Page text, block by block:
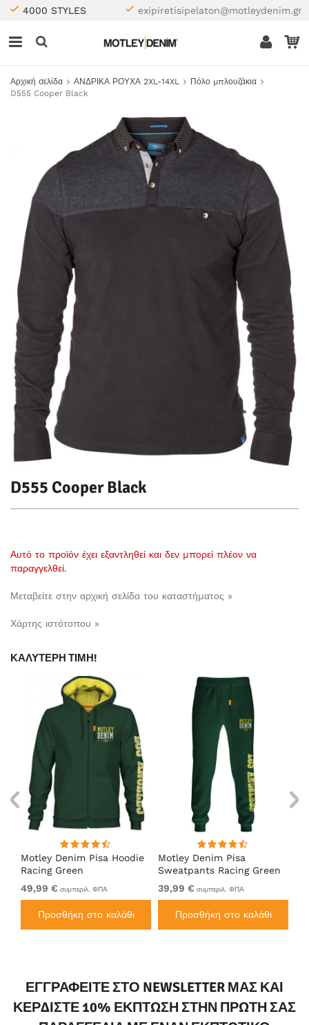
4000 STYLES exipiretisipelaton@motleydenim.gr
Αρχική σελίδα ΑΝΔΡΙΚΑ ΡΟΥΧΑ 2XL-14XL
Πόλο μπλουζάκια
D555 Cooper Black
D555 Cooper Black
Αυτό το προϊόν έχει εξαντληθεί και δεν μπορεί πλέον να
παραγγελθεί.
Μεταβείτε στην αρχική σελίδα του καταστήματος »
Χάρτης ιστότοπου »
ΚΑΛΎΤΕΡΗ ΤΙΜΉ!
Motley Denim Pisa Hoodie
Racing Green
49,99 € συμπεριλ. ΦΠΑ
Προσθήκη στο καλάθι
Motley Denim Pisa
Sweatpants Racing Green
39,99 € συμπεριλ. ΦΠΑ
Προσθήκη στο καλάθι
ΕΓΓΡΑΦΕΊΤΕ ΣΤΟ NEWSLETTER ΜΑΣ ΚΑΙ
ΚΕΡΔΊΣΤΕ 10% ΈΚΠΤΩΣΗ ΣΤΗΝ ΠΡΏΤΗ ΣΑΣ